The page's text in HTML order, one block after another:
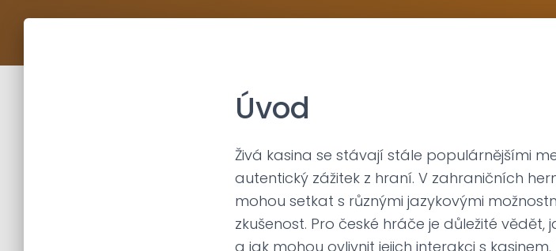
Úvod
Živá kasina se stávají stále populárnějšími
autentický zážitek z hraní. V zahraničních
mohou setkat s různými jazykovými
zkušenost. Pro české hráče je důležité vědět,
a jak mohou ovlivnit jejich interakci s